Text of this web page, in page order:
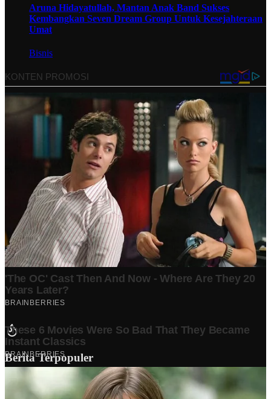
Aruna Hidayatullah, Mantan Anak Band Sukses
Kembangkan Seven Dream Group Untuk Kesejahteraan
Umat
Bisnis
Berita Terpopuler
Surat Somasi Penyerobotan Tanah Terbaru 2024, Lengkap
Dengan Penjelasannya!